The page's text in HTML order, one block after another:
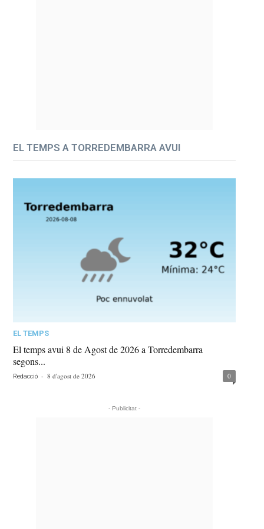
EL TEMPS A TORREDEMBARRA AVUI
EL TEMPS
El temps avui 8 de Agost de 2026 a Torredembarra
segons...
Redacció - 8 d'agost de 2026 0
- Publicitat -